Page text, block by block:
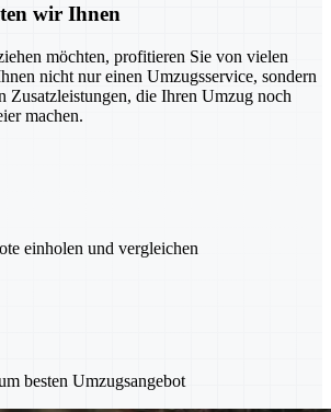
wir Ihnen
möchten, profitieren Sie von vielen
nicht nur einen Umzugsservice, sondern
Zusatzleistungen, die Ihren Umzug noch
machen.
einholen und vergleichen
besten Umzugsangebot